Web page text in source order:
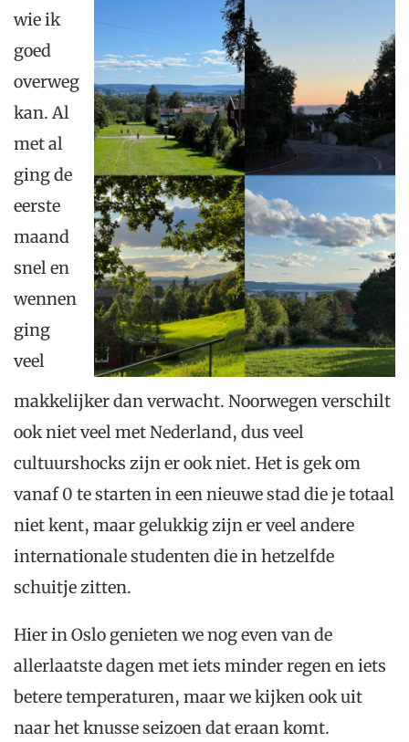
wie ik
goed
overweg
kan. Al
met al
ging de
eerste
maand
snel en
wennen
ging
veel
makkelijker dan verwacht. Noorwegen verschilt
ook niet veel met Nederland, dus veel
cultuurshocks zijn er ook niet. Het is gek om
vanaf 0 te starten in een nieuwe stad die je totaal
niet kent, maar gelukkig zijn er veel andere
internationale studenten die in hetzelfde
schuitje zitten.
Hier in Oslo genieten we nog even van de
allerlaatste dagen met iets minder regen en iets
betere temperaturen, maar we kijken ook uit
naar het knusse seizoen dat eraan komt.